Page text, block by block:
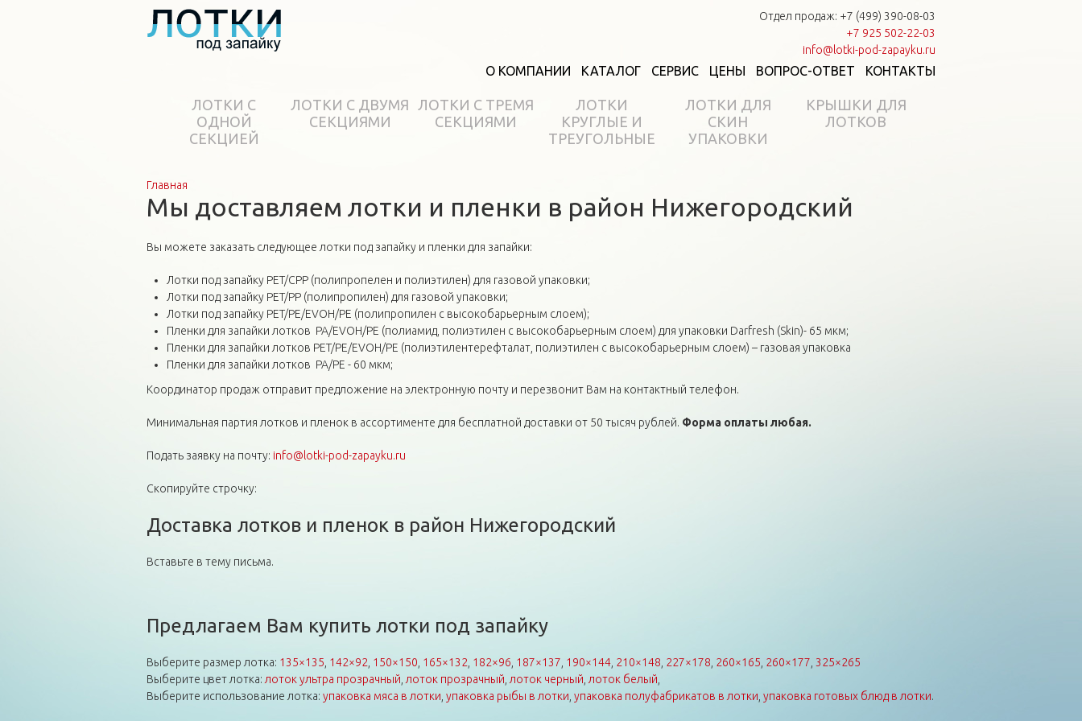
Отдел продаж: +7 (499) 390-08-03
+7 925 502-22-03
info@lotki-pod-zapayku.ru
О КОМПАНИИ КАТАЛОГ СЕРВИС ЦЕНЫ ВОПРОС-ОТВЕТ КОНТАКТЫ
ЛОТКИ С
ОДНОЙ
СЕКЦИЕЙ
ЛОТКИ С ДВУМЯ
СЕКЦИЯМИ
ЛОТКИ С ТРЕМЯ
СЕКЦИЯМИ
ЛОТКИ
КРУГЛЫЕ И
ТРЕУГОЛЬНЫЕ
ЛОТКИ ДЛЯ
СКИН
УПАКОВКИ
КРЫШКИ ДЛЯ
ЛОТКОВ
Вы здесь
Главная
Мы доставляем лотки и пленки в район Нижегородский
Вы можете заказать следующее лотки под запайку и пленки для запайки:
Лотки под запайку PET/CPP (полипропелен и полиэтилен) для газовой упаковки;
Лотки под запайку PET/PP (полипропилен) для газовой упаковки;
Лотки под запайку PET/PE/EVOH/PE (полипропилен c высокобарьерным слоем);
Пленки для запайки лотков PA/EVOH/PE (полиамид, полиэтилен с высокобарьерным слоем) для упаковки Darfresh (Skin)- 65 мкм;
Пленки для запайки лотков PET/PE/EVOH/PE (полиэтилентерефталат, полиэтилен с высокобарьерным слоем) – газовая упаковка
Пленки для запайки лотков PA/PE - 60 мкм;
Координатор продаж отправит предложение на электронную почту и перезвонит Вам на контактный телефон.
Минимальная партия лотков и пленок в ассортименте для бесплатной доставки от 50 тысяч рублей. Форма оплаты любая.
Подать заявку на почту: info@lotki-pod-zapayku.ru
Скопируйте строчку:
Доставка лотков и пленок в район Нижегородский
Вставьте в тему письма.
Предлагаем Вам купить лотки под запайку
Выберите размер лотка: 135×135 142×92 150×150 165×132 182×96 187×137 190×144 210×148 227×178 260×165 260×177 325×265
Выберите цвет лотка: лоток ультра прозрачный лоток прозрачный лоток черный лоток белый
Выберите использование лотка: упаковка мяса в лотки упаковка рыбы в лотки упаковка полуфабрикатов в лотки упаковка готовых блюд в лотки.